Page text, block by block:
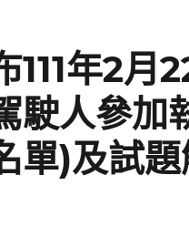
111年2月
駛人參加
單)及試